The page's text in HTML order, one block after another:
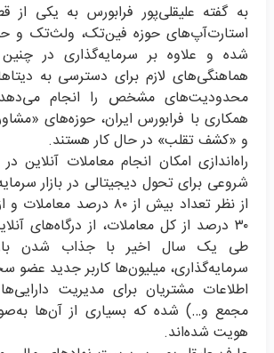
به گفته علیقلی‌پور فرابورس به یکی
استارت‌آپ‌های حوزه فین‌تک، ولث‌تک و
شده و علاوه بر ‏سرمایه‌گذاری در چنین
هماهنگی‌های لازم برای دسترسی به
محدودیت‌های مشخص را انجام
همکاری با فرابورس ایران، حوزه‌های
و «کشف تقلب» در حال کار هستند‎.‎
شروعی برای تحول دیجیتالی در بازار
از نظر تعداد بیش از ۸۰
۳۰ درصد از کل معاملات، از درگاه‌های
طی یک سال اخیر با جذاب شدن
سرمایه‌گذاری، میلیون‌ها کاربر جدید عضو
اطلاعات مشتریان برای مدیریت
مجمع و…) شده‌ که بسیاری از آن‌ها
هویت شده‌اند.